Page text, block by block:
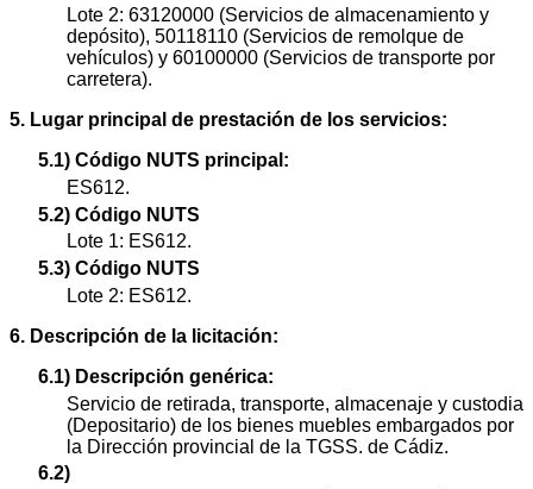
Lote 2: 63120000 (Servicios de almacenamiento y
depósito), 50118110 (Servicios de remolque de
vehículos) y 60100000 (Servicios de transporte por
carretera).
5. Lugar principal de prestación de los servicios:
5.1) Código NUTS principal:
ES612.
5.2) Código NUTS
Lote 1: ES612.
5.3) Código NUTS
Lote 2: ES612.
6. Descripción de la licitación:
6.1) Descripción genérica:
Servicio de retirada, transporte, almacenaje y custodia
(Depositario) de los bienes muebles embargados por
la Dirección provincial de la TGSS. de Cádiz.
6.2)